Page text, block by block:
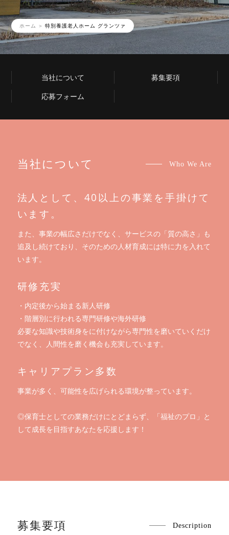
ホーム 特別養護老人ホーム グランツァ
当社について
募集要項
応募フォーム
当社について Who We Are
法人として、40以上の事業を手掛けて
います。
また、事業の幅広さだけでなく、サービスの「質の高さ」も
追及し続けており、そのための人材育成には特に力を入れて
います。
研修充実
・内定後から始まる新人研修
・階層別に行われる専門研修や海外研修
必要な知識や技術身をに付けながら専門性を磨いていくだけ
でなく、人間性を磨く機会も充実しています。
キャリアプラン多数
事業が多く、可能性を広げられる環境が整っています。
◎保育士としての業務だけにとどまらず、「福祉のプロ」と
して成長を目指すあなたを応援します！
募集要項 Description